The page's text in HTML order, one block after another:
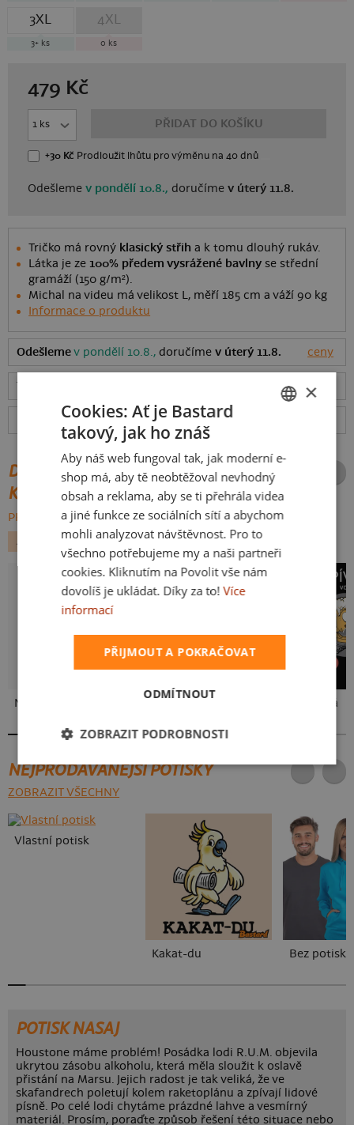
3XL
3+ ks
4XL
0 ks
479 Kč
PŘIDAT DO KOŠÍKU
+30 Kč Prodloužit lhůtupro výměnu na 40 dnů
Odešlemev pondělí 10.8., doručímev úterý 11.8.
Tričko má rovný klasický střih a k tomu dlouhý rukáv.
Látka je ze 100% předem vysrážené bavlny se střední
gramáží (150 g/m²).
Michal na videu má velikost L, měří 185 cm a váží 90 kg
Informace o produktu
Odešlemev pondělí 10.8., doručímev úterý 11.8. ceny
rozměry
Hodnocení:4.84 ( 81recenzí)
DALŠÍ POTISKY ZE STEJNÉ
KATEGORIE
PROCHÁZET VŠE:
ALKOHOL
VESMÍR
Neklidný bez piva Pivo volá
NEJPRODÁVANĚJŠÍ POTISKY
ZOBRAZIT VŠECHNY
Vlastní potisk
Kakat-du Bez potisku
POTISK NASAJ
Houstone máme problém! Posádka lodi R.U.M. objevila
ukrytou zásobu alkoholu, která měla sloužit k oslavě
přistání na Marsu. Jejich radost je tak veliká, že ve
skafandrech poletují kolem raketoplánu a zpívají lidové
písně. Po celé lodi chytáme prázdné lahve a vesmírný
materiál. Prosím, poraďte způsob řešení této situace nebo
SLOVAK
×
Cookies: Ať je Bastard
takový, jak ho znáš
Aby náš web fungoval tak, jak moderní e-
shop má, aby tě neobtěžoval nevhodný
obsah a reklama, aby se ti přehrála videa
a jiné funkce ze sociálních sítí a abychom
mohli analyzovat návštěvnost. Pro to
všechno potřebujeme my a naši partneři
cookies. Kliknutím na Povolit vše nám
dovolíš je ukládat. Díky za to! Více
informací
PŘIJMOUT A POKRAČOVAT
ODMÍTNOUT
ZOBRAZIT PODROBNOSTI